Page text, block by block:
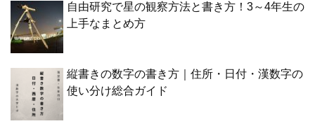
自由研究で星の観察方法と書き方！3～4年生の
上手なまとめ方
縦書きの数字の書き方｜住所・日付・漢数字の
使い分け総合ガイド